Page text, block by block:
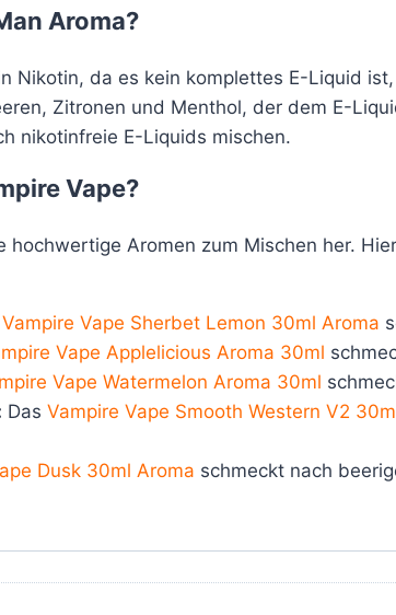
Aroma?
Nikotin, da es kein komplettes E-Liquid
Zitronen und Menthol, der dem E-
nikotinfreie E-Liquids mischen.
Vape?
Aromen zum Mischen her.
Vampire Vape Sherbet Lemon 30ml Aroma
Vape Applelicious Aroma 30ml
Vape Watermelon Aroma 30ml
Das Vampire Vape Smooth Western V2
Dusk 30ml Aroma schmeckt nach